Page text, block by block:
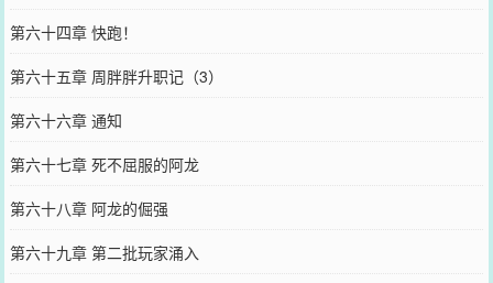
第六十四章 快跑！
第六十五章 周胖胖升职记（3）
第六十六章 通知
第六十七章 死不屈服的阿龙
第六十八章 阿龙的倔强
第六十九章 第二批玩家涌入